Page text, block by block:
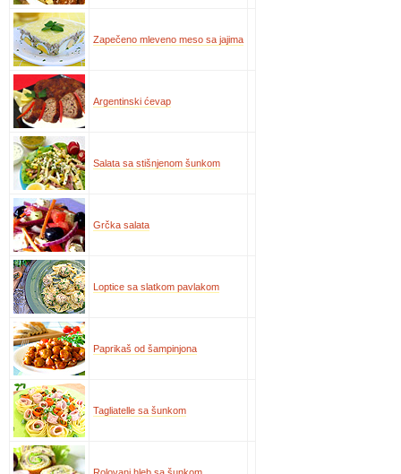
Zapečeno mleveno meso sa jajima
Argentinski ćevap
Salata sa stišnjenom šunkom
Grčka salata
Loptice sa slatkom pavlakom
Paprikaš od šampinjona
Tagliatelle sa šunkom